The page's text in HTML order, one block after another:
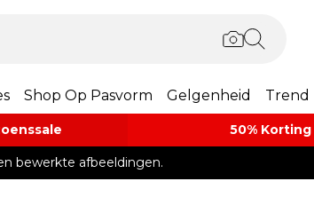
Shop Op Pasvorm Gelgenheid Trend
50%
bewerkte afbeeldingen.